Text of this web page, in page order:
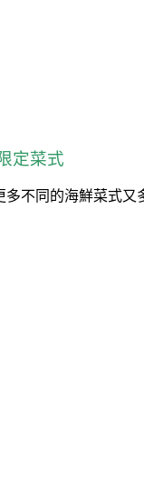
定菜式
不同的海鮮菜式又